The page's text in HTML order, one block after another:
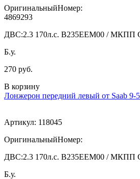
ОригинальныйНомер:
4869293
ДВС:2.3 170л.с. В235ЕЕМ00 / МКПП
Б.у.
270 руб.
В корзину
Лонжерон передний левый от Saab 9-
Артикул: 118045
ОригинальныйНомер:
ДВС:2.3 170л.с. В235ЕЕМ00 / МКПП
Б.у.